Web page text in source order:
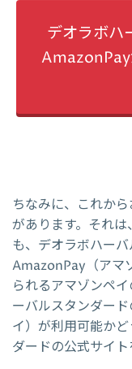
デオラボハ
AmazonPay
ちなみに、これか
があります。それ
も、デオラボハーバ
AmazonPay（アマ
られるアマゾンペ
ーバルスタンダー
イ）が利用可能か
ダードの公式サイト